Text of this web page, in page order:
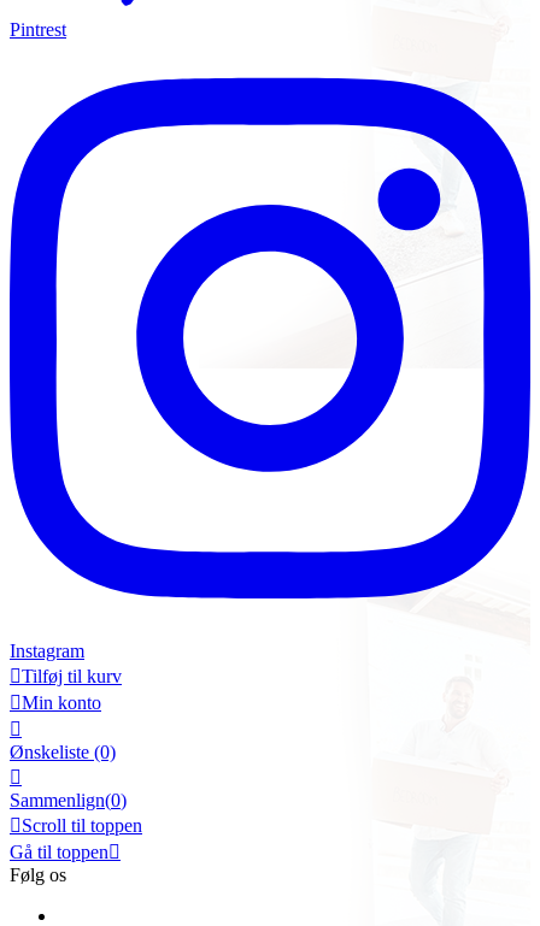
Pintrest
Instagram
Tilføj til kurv
Min konto

Ønskeliste (0)

Sammenlign(0)
Scroll til toppen
Gå til toppen
Følg os